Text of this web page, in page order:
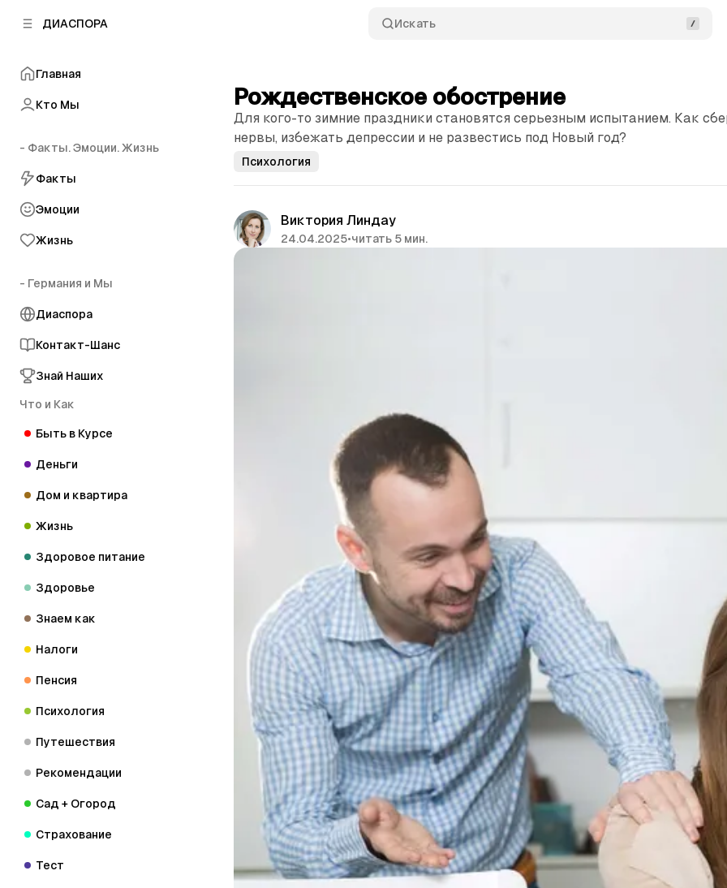
ДИАСПОРА Искать
Главная
Кто Мы
- Факты. Эмоции. Жизнь
Факты
Эмоции
Жизнь
- Германия и Мы
Диаспора
Контакт-Шанс
Знай Наших
Что и Как
Быть в Курсе
Деньги
Дом и квартира
Жизнь
Здоровое питание
Здоровье
Знаем как
Налоги
Пенсия
Психология
Путешествия
Рекомендации
Сад + Огород
Страхование
Тест
Рождественское обострение
Для кого-то зимние праздники становятся серьезным испытанием. Как
нервы, избежать депрессии и не развестись под Новый год?
Психология
Виктория Линдау
24.04.2025•читать 5 мин.